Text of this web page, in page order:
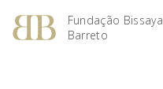
Fundação Bissaya
Barreto